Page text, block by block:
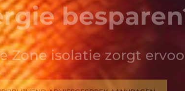
ADVIESGESPREK AANVRAGEN